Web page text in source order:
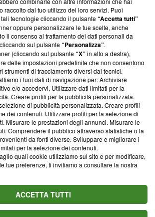
programma, ma ha richiesto di farne
non ha ancora effettuato una verifica di
247.845.224, Via Carlo Frasca, 3 - 6900
Tel:+39 0690258937
raccolto dal tuo utilizzo dei loro servizi. Puoi
tecnologie cliccando il pulsante“Accetta tutti”
oppure personalizzare le tue scelte, anche
il consenso al trattamento dei dati personali da
sul pulsante“Personalizza”.
(cliccando sul pulsante“X”in alto a destra),
delle impostazioni predefinite che non consentono
strumenti di tracciamento diversi dai tecnici.
i tuoi dati di navigazione per: Archiviare
e/o accedervi. Utilizzare dati limitati per la
Creare profili per la pubblicità personalizzata.
di pubblicità personalizzata. Creare profili
dei contenuti. Utilizzare profili per la selezione di
Misurare le prestazioni degli annunci. Misurare le
Comprendere il pubblico attraverso statistiche o la
da fonti diverse. Sviluppare e migliorare i
per la selezione dei contenuti.
quali cookie utilizziamo sul sito e per modificare,
tue preferenze, ti invitiamo a consultare la nostra
ACCETTA TUTTI